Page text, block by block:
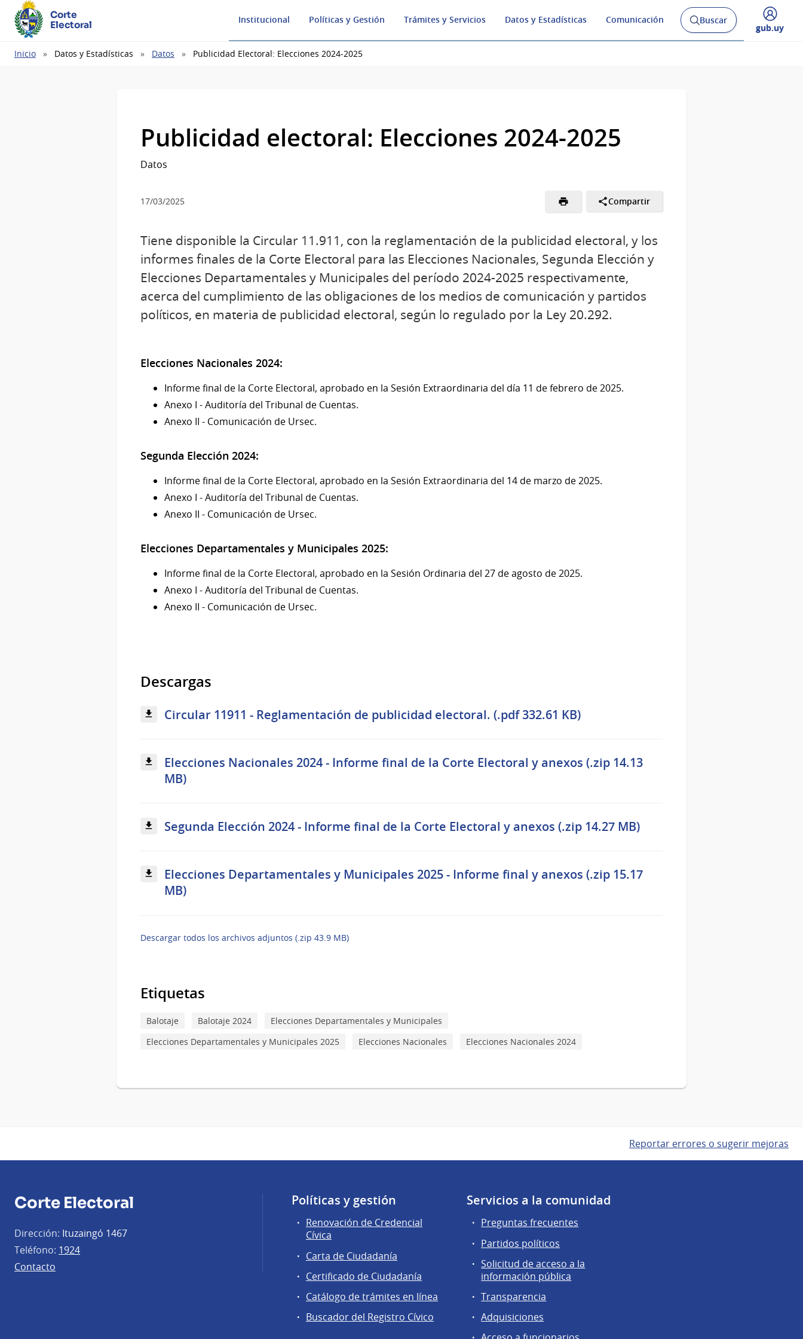
Corte
Electoral
Institucional Políticas y Gestión Trámites y Servicios Datos y Estadísticas Comunicación
Abrir
buscador
Buscar
Desplegar
gub.uy
Ruta
Inicio Datos y Estadísticas Datos Publicidad Electoral: Elecciones 2024-2025
Publicidad electoral: Elecciones 2024-2025
Datos
17/03/2025 Compartir
Tiene disponible la Circular 11.911, con la reglamentación de la publicidad electoral, y los
informes finales de la Corte Electoral para las Elecciones Nacionales, Segunda Elección y
Elecciones Departamentales y Municipales del período 2024-2025 respectivamente,
acerca del cumplimiento de las obligaciones de los medios de comunicación y partidos
políticos, en materia de publicidad electoral, según lo regulado por la Ley 20.292.
Elecciones Nacionales 2024:
Informe final de la Corte Electoral, aprobado en la Sesión Extraordinaria del día 11 de febrero de 2025.
Anexo I - Auditoría del Tribunal de Cuentas.
Anexo II - Comunicación de Ursec.
Segunda Elección 2024:
Informe final de la Corte Electoral, aprobado en la Sesión Extraordinaria del 14 de marzo de 2025.
Anexo I - Auditoría del Tribunal de Cuentas.
Anexo II - Comunicación de Ursec.
Elecciones Departamentales y Municipales 2025:
Informe final de la Corte Electoral, aprobado en la Sesión Ordinaria del 27 de agosto de 2025.
Anexo I - Auditoría del Tribunal de Cuentas.
Anexo II - Comunicación de Ursec.
Descargas
Circular 11911 - Reglamentación de publicidad electoral. (.pdf 332.61 KB)
Elecciones Nacionales 2024 - Informe final de la Corte Electoral y anexos (.zip 14.13
MB)
Segunda Elección 2024 - Informe final de la Corte Electoral y anexos (.zip 14.27 MB)
Elecciones Departamentales y Municipales 2025 - Informe final y anexos (.zip 15.17
MB)
Descargar todos los archivos adjuntos (.zip 43.9 MB)
Etiquetas
Balotaje Balotaje 2024
Elecciones Departamentales y Municipales
Elecciones Departamentales y Municipales 2025
Elecciones Nacionales Elecciones Nacionales 2024
Reportar errores o sugerir mejoras
Corte Electoral
Dirección: Ituzaingó 1467
Teléfono: 1924
Contacto
Políticas y gestión
Renovación de Credencial
Cívica
Carta de Ciudadanía
Certificado de Ciudadanía
Catálogo de trámites en línea
Buscador del Registro Cívico
Servicios a la comunidad
Preguntas frecuentes
Partidos políticos
Solicitud de acceso a la
información pública
Transparencia
Adquisiciones